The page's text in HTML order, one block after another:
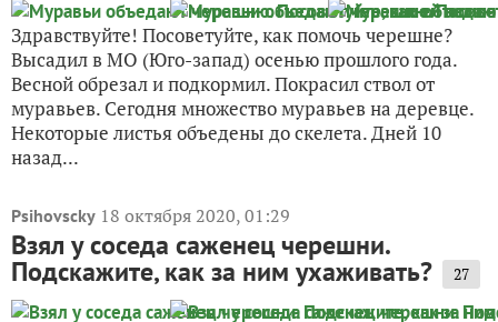
Здравствуйте! Посоветуйте, как помочь черешне?
Высадил в МО (Юго-запад) осенью прошлого года.
Весной обрезал и подкормил. Покрасил ствол от
муравьев. Сегодня множество муравьев на деревце.
Некоторые листья объедены до скелета. Дней 10
назад...
Psihovscky 18 октября 2020, 01:29
Взял у соседа саженец черешни.
Подскажите, как за ним ухаживать? 27